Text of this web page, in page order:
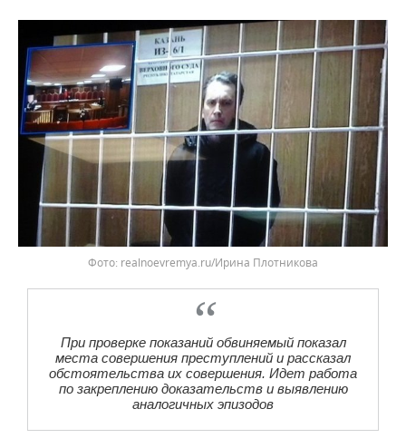
realnoevremya.ru/Ирина Плотникова
При проверке показаний обвиняемый показал
места совершения преступлений и рассказал
обстоятельства их совершения. Идет работа
по закреплению доказательств и выявлению
аналогичных эпизодов